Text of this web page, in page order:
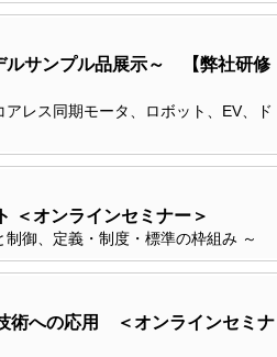
ルサンプル品展示～ 【弊社研修
レス同期モータ、ロボット、EV、ド
＜オンラインセミナー＞
御、定義・制度・標準の枠組み ～
術への応用 ＜オンラインセミナ